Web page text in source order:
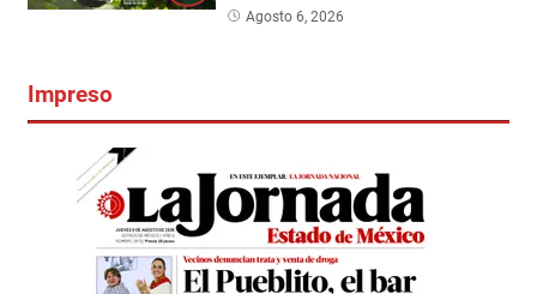
Agosto 6, 2026
Impreso